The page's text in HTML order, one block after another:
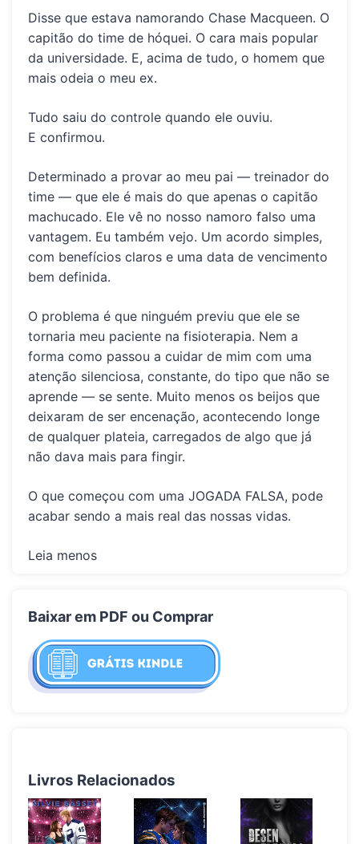
Disse que estava namorando Chase Macqueen. O
capitão do time de hóquei. O cara mais popular
da universidade. E, acima de tudo, o homem que
mais odeia o meu ex.
Tudo saiu do controle quando ele ouviu.
E confirmou.
Determinado a provar ao meu pai — treinador do
time — que ele é mais do que apenas o capitão
machucado. Ele vê no nosso namoro falso uma
vantagem. Eu também vejo. Um acordo simples,
com benefícios claros e uma data de vencimento
bem definida.
O problema é que ninguém previu que ele se
tornaria meu paciente na fisioterapia. Nem a
forma como passou a cuidar de mim com uma
atenção silenciosa, constante, do tipo que não se
aprende — se sente. Muito menos os beijos que
deixaram de ser encenação, acontecendo longe
de qualquer plateia, carregados de algo que já
não dava mais para fingir.
O que começou com uma JOGADA FALSA, pode
acabar sendo a mais real das nossas vidas.
Leia menos
Baixar em PDF ou Comprar
Livros Relacionados